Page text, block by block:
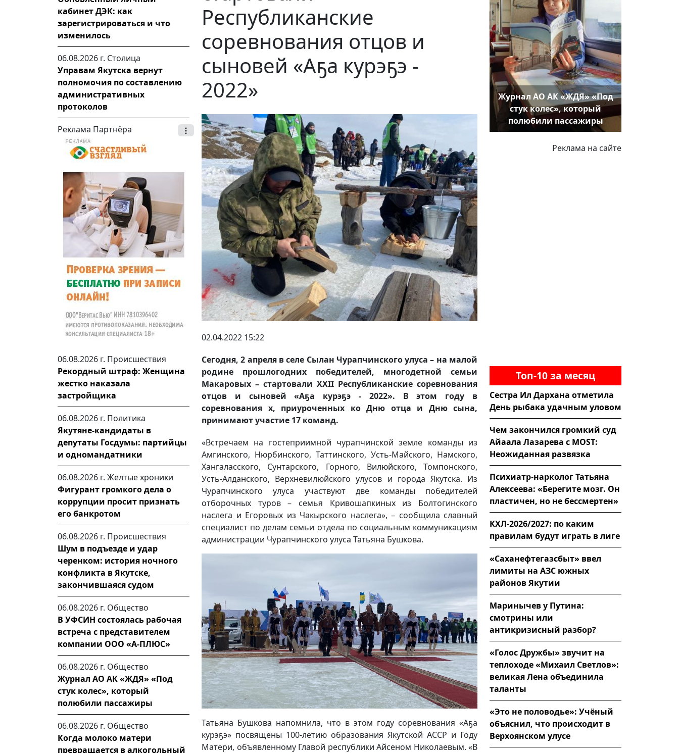
кабинет ДЭК: как
зарегистрироваться и что
изменилось
06.08.2026 г. Столица
Управам Якутска вернут
полномочия по составлению
административных
протоколов
Реклама Партнёра
06.08.2026 г. Происшествия
Рекордный штраф: Женщина
жестко наказала
застройщика
06.08.2026 г. Политика
Якутяне-кандидаты в
депутаты Госдумы: партийцы
и одномандатники
06.08.2026 г. Желтые хроники
Фигурант громкого дела о
коррупции просит признать
его банкротом
06.08.2026 г. Происшествия
Шум в подъезде и удар
черенком: история ночного
конфликта в Якутске,
закончившаяся судом
06.08.2026 г. Общество
В УФСИН состоялась рабочая
встреча с представителем
компании ООО «А-ПЛЮС»
06.08.2026 г. Общество
Журнал АО АК «ЖДЯ» «Под
стук колес», который
полюбили пассажиры
06.08.2026 г. Общество
Когда молоко матери
превращается в алкогольный
Республиканские
соревнования отцов и
сыновей «Аҕа курэҕэ -
2022»
02.04.2022 15:22
Сегодня, 2 апреля в селе Сылан Чурапчинского улуса – на малой
родине прошлогодних победителей, многодетной семьи
Макаровых – стартовали XXII Республиканские соревнования
отцов и сыновей «Аҕа курэҕэ - 2022». В этом году в
соревнования х, приуроченных ко Дню отца и Дню сына,
принимают участие 17 команд.
«Встречаем на гостеприимной чурапчинской земле команды из
Амгинского, Нюрбинского, Таттинского, Усть-Майского, Намского,
Хангаласского, Сунтарского, Горного, Вилюйского, Томпонского,
Усть-Алданского, Верхневилюйского улусов и города Якутска. Из
Чурапчинского улуса участвуют две команды победителей
отборочных туров – семья Кривошапкиных из Болтогинского
наслега и Егоровых из Чакырского наслега», – сообщила славный
специалист по делам семьи отдела по социальным коммуникациям
администрации Чурапчинского улуса Татьяна Бушкова.
Татьяна Бушкова напомнила, что в этом году соревнования «Аҕа
курэҕэ» посвящены 100-летию образования Якутской АССР и Году
Матери, объявленному Главой республики Айсеном Николаевым. «В
Журнал АО АК «ЖДЯ» «Под
стук колес», который
полюбили пассажиры
Реклама на сайте
Топ-10 за месяц
Сестра Ил Дархана отметила
День рыбака удачным уловом
Чем закончился громкий суд
Айаала Лазарева с MOST:
Неожиданная развязка
Психиатр-нарколог Татьяна
Алексеева: «Берегите мозг. Он
пластичен, но не бессмертен»
КХЛ-2026/2027: по каким
правилам будут играть в лиге
«Саханефтегазсбыт» ввел
лимиты на АЗС южных
районов Якутии
Маринычев у Путина:
смотрины или
антикризисный разбор?
«Голос Дружбы» звучит на
теплоходе «Михаил Светлов»:
великая Лена объединила
таланты
«Это не половодье»: Учёный
объяснил, что происходит в
Верхоянском улусе